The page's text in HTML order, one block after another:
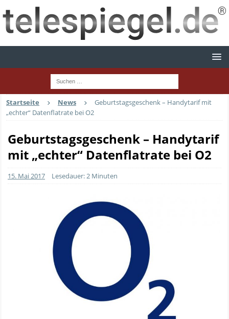
Startseite News
Geburtstagsgeschenk – Handytarif mit
„echter“ Datenflatrate bei O2
Geburtstagsgeschenk – Handytarif
mit „echter“ Datenflatrate bei O2
15. Mai 2017 Lesedauer: 2 Minuten